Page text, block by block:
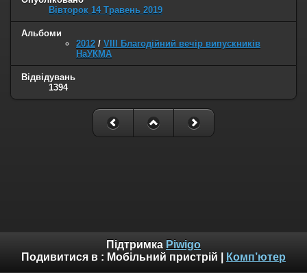
Вівторок 14 Травень 2019
Альбоми
2012 / VIII Благодійний вечір випускників
НаУКМА
Відвідувань
1394
Підтримка Piwigo
Подивитися в : Мобільний пристрій Комп’ютер